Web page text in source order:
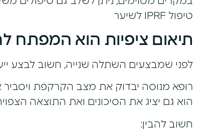
טיפול IPRF לשיער
תיאום ציפיות הוא המפתח
לפני שמבצעים השתלה שנייה, חשוב לבצע
רופא מנוסה יבדוק את מצב הקרקפת ויסביר
הוא גם יציג את הסיכונים ואת התוצאה
חשוב להבין: